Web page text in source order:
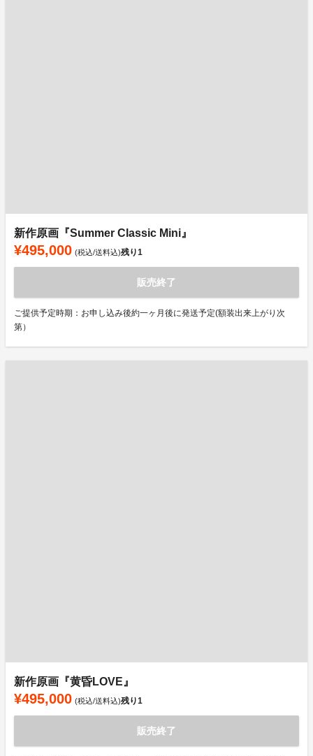
新作原画『Summer Classic Mini』
¥495,000 (税込/送料込)残り1
販売終了
ご提供予定時期：お申し込み後約一ヶ月後に発送予定(額装出来上がり次
第）
新作原画『黄昏LOVE』
¥495,000 (税込/送料込)残り1
販売終了